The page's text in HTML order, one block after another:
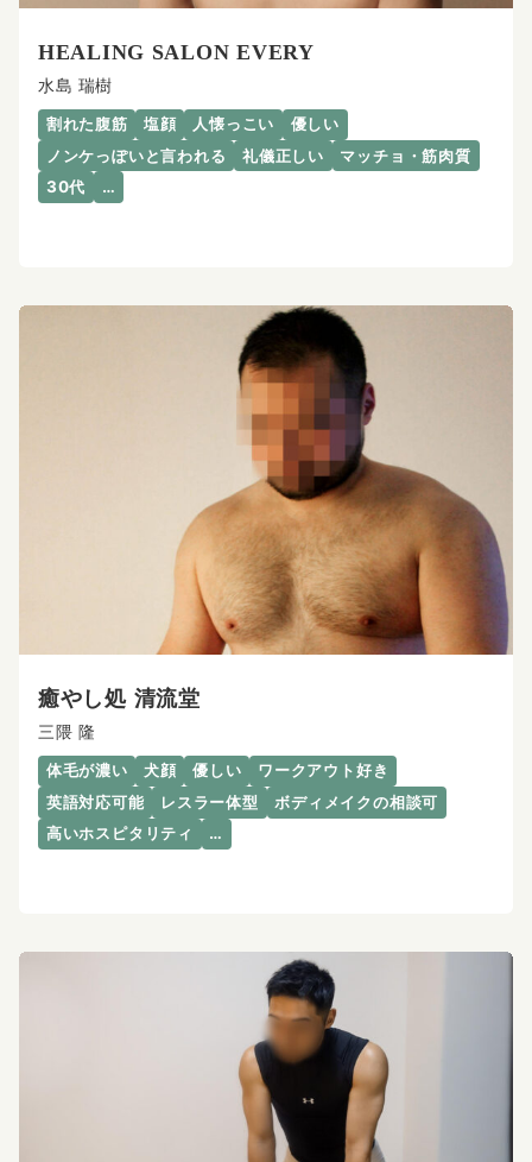
HEALING SALON EVERY
水島 瑞樹
割れた腹筋 塩顔 人懐っこい
優しい
ノンケっぽいと言われる
礼儀正しい
マッチョ・筋肉質
30代
…
癒やし処 清流堂
三隈 隆
体毛が濃い 犬顔 優しい
ワークアウト好き
英語対応可能
レスラー体型
ボディメイクの相談可
高いホスピタリティ
…